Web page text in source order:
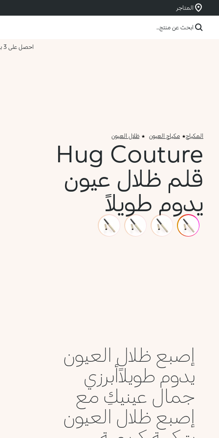
المتاجر
ابحث عن منتج...
احصل على 3 بسعر 2
المكياج مكياج العيون ظلال العيون
Hug Couture
قلم ظلال عيون
يدوم طويلاً
إصبع ظلال العيون
يدوم طويلاًأبرزي
جمال عينيكِ مع
إصبع ظلال العيون